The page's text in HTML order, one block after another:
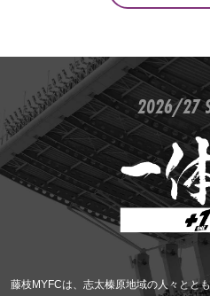
2026/27
藤枝MYFCは、志太榛原地域の人々とと